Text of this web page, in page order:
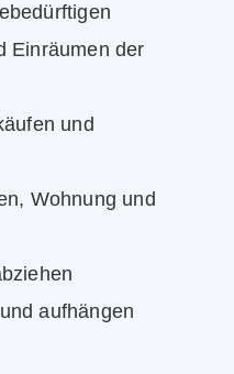
Einräumen der
und
Wohnung und
aufhängen